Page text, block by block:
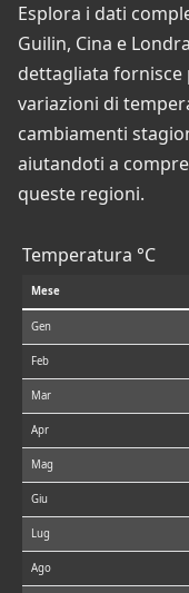
Esplora i dati
Guilin, Cina e
dettagliata
variazioni di
cambiamenti
aiutandoti a
queste regioni.
Temperatura °C
Mese
Gen
Feb
Mar
Apr
Mag
Giu
Lug
Ago